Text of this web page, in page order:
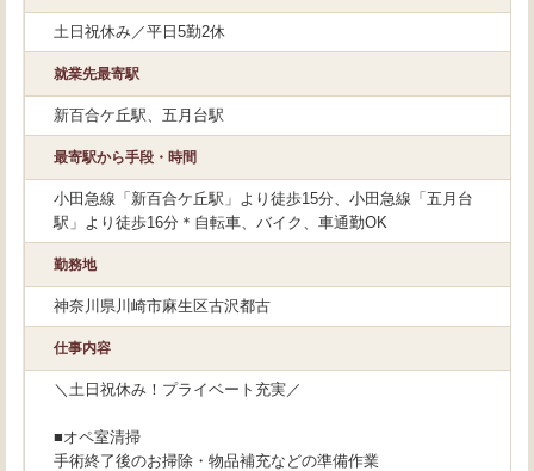
土日祝休み／平日5勤2休
就業先最寄駅
新百合ケ丘駅、五月台駅
最寄駅から手段・時間
小田急線「新百合ケ丘駅」より徒歩15分、小田急線「五月台
駅」より徒歩16分＊自転車、バイク、車通勤OK
勤務地
神奈川県川崎市麻生区古沢都古
仕事内容
＼土日祝休み！プライベート充実／
■オペ室清掃
手術終了後のお掃除・物品補充などの準備作業